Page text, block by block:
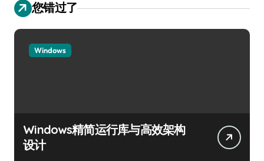
您错过了
Windows
Windows精简运行库与高效架构
设计